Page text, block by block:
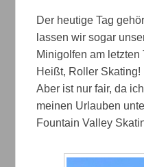
Der heutige Tag
lassen wir sogar
Minigolfen am letzten
Heißt, Roller Skating!
Aber ist nur fair, da
meinen Urlauben
Fountain Valley